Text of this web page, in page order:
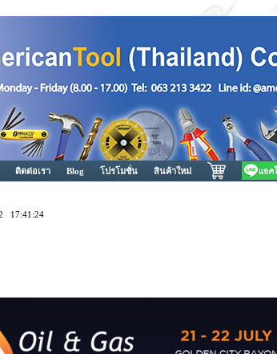
ติดต่อเรา Blog โปรโมชั่น สินค้าใหม่
17:41:24